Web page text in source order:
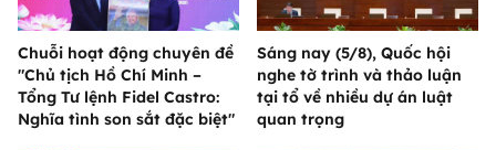
Chuỗi hoạt động chuyên đề
"Chủ tịch Hồ Chí Minh –
Tổng Tư lệnh Fidel Castro:
Nghĩa tình son sắt đặc biệt"
Sáng nay (5/8), Quốc hội
nghe tờ trình và thảo luận
tại tổ về nhiều dự án luật
quan trọng